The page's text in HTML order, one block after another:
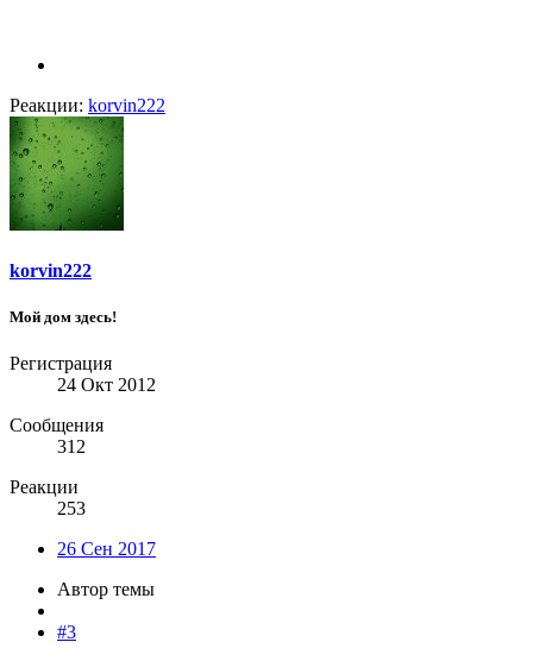
Реакции: korvin222
korvin222
Мой дом здесь!
Регистрация
24 Окт 2012
Сообщения
312
Реакции
253
26 Сен 2017
Автор темы
#3